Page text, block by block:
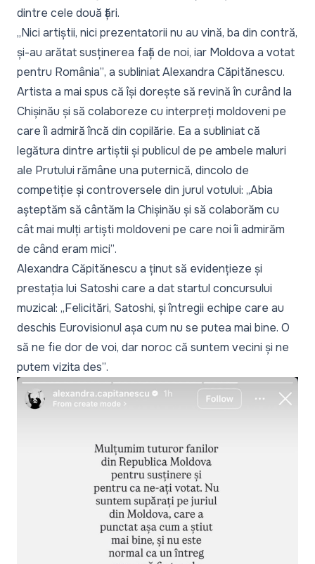
dintre cele două țări.
„Nici artiștii, nici prezentatorii nu au vină, ba din contră,
și-au arătat susținerea față de noi, iar Moldova a votat
pentru România”, a subliniat Alexandra Căpitănescu.
Artista a mai spus că își dorește să revină în curând la
Chișinău și să colaboreze cu interpreți moldoveni pe
care îi admiră încă din copilărie. Ea a subliniat că
legătura dintre artiștii și publicul de pe ambele maluri
ale Prutului rămâne una puternică, dincolo de
competiție și controversele din jurul votului: „Abia
așteptăm să cântăm la Chișinău și să colaborăm cu
cât mai mulți artiști moldoveni pe care noi îi admirăm
de când eram mici”.
Alexandra Căpitănescu a ținut să evidențieze și
prestația lui Satoshi care a dat startul concursului
muzical: „Felicitări, Satoshi, și întregii echipe care au
deschis Eurovisionul așa cum nu se putea mai bine. O
să ne fie dor de voi, dar noroc că suntem vecini și ne
putem vizita des”.